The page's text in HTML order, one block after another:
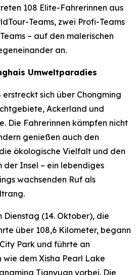
108 Elite-Fahrerinnen aus
Teams, zwei Profi-Teams
– auf den malerischen
an.
Umweltparadies
erstreckt sich über Chongming
Ackerland und
Die Fahrerinnen kämpfen nicht
genießen auch den
ökologische Vielfalt und den
der Insel – ein lebendiges
wachsenden Ruf als
Dienstag (14. Oktober), die
über 108,6 Kilometer, begann
Park und führte an
dem Xisha Pearl Lake
Tianyuan vorbei. Die